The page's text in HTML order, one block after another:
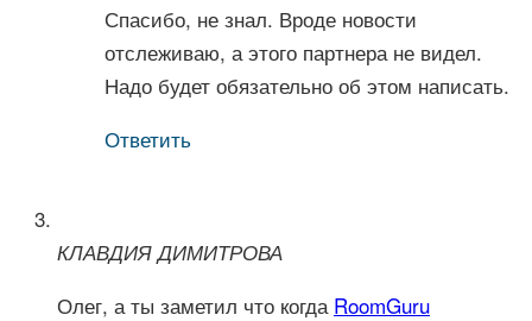
Спасибо, не знал. Вроде новости
отслеживаю, а этого партнера не видел.
Надо будет обязательно об этом написать.
Ответить
КЛАВДИЯ ДИМИТРОВА
Олег, а ты заметил что когда RoomGuru